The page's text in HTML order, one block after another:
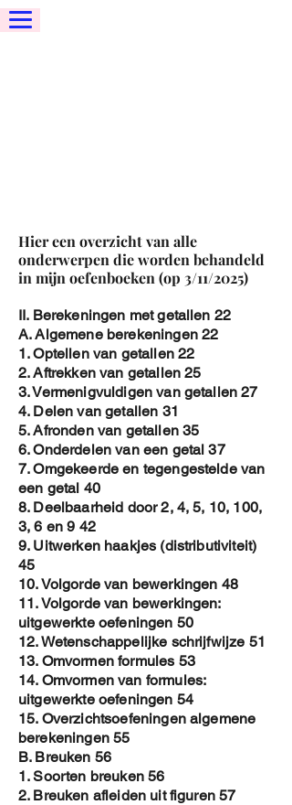
Hier een overzicht van alle
onderwerpen die worden behandeld
in mijn oefenboeken (op 3/11/2025)
II. Berekeningen met getallen 22
A. Algemene berekeningen 22
1. Optellen van getallen 22
2. Aftrekken van getallen 25
3. Vermenigvuldigen van getallen 27
4. Delen van getallen 31
5. Afronden van getallen 35
6. Onderdelen van een getal 37
7. Omgekeerde en tegengestelde van
een getal 40
8. Deelbaarheid door 2, 4, 5, 10, 100,
3, 6 en 9 42
9. Uitwerken haakjes (distributiviteit)
45
10. Volgorde van bewerkingen 48
11. Volgorde van bewerkingen:
uitgewerkte oefeningen 50
12. Wetenschappelijke schrijfwijze 51
13. Omvormen formules 53
14. Omvormen van formules:
uitgewerkte oefeningen 54
15. Overzichtsoefeningen algemene
berekeningen 55
B. Breuken 56
1. Soorten breuken 56
2. Breuken afleiden uit figuren 57